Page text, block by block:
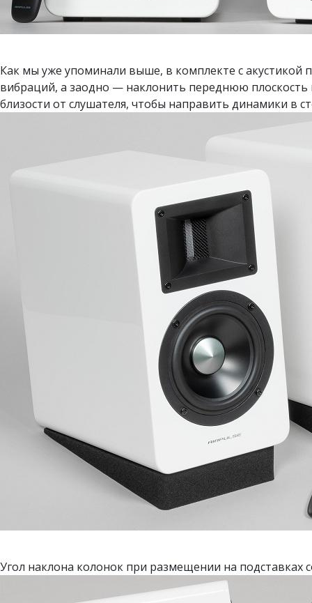
Как мы уже упоминали выше, в комплекте с акустикой
вибраций, а заодно — наклонить переднюю
близости от слушателя, чтобы направить динамики в
Угол наклона колонок при размещении на подставках